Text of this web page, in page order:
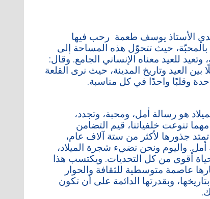
الأستاذ يوسف طعمة رحب فيها
حيث تتحوّل هذه المساحة إلى
وتعيد للعيد معناه الإنساني الجامع. وقال:
العيد وتاريخ المدينة، حيث نرى القلعة
وقلبًا واحدًا في كل مناسبة.
هو رسالة أمل، ومحبة، وتجدد،
تنوعت خلفياتنا، قيم التضامن
جذورها لأكثر من ستة آلاف عام،
واليوم ونحن نضيء شجرة الميلاد،
أقوى من كل التحديات. ويكتسب هذا
عاصمة متوسطية للثقافة والحوار
بتاريخها، وبقدرتها الدائمة على أن تكون